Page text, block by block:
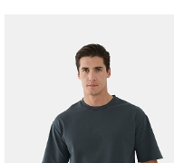
Акции / Новости